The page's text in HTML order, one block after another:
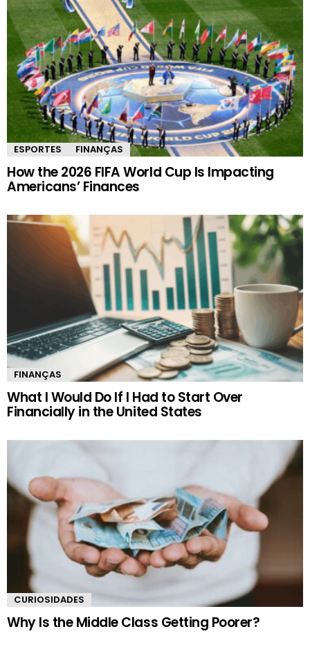
ESPORTES FINANÇAS
How the 2026 FIFA World Cup Is Impacting
Americans’ Finances
FINANÇAS
What I Would Do If I Had to Start Over
Financially in the United States
CURIOSIDADES
Why Is the Middle Class Getting Poorer?